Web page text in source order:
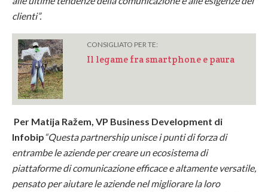
clienti”.
CONSIGLIATO PER TE:
Il legame fra smartphone e paura
Per Matija Ražem, VP Business Development di
Infobip“Questa partnership unisce i punti di forza di
entrambe le aziende per creare un ecosistema di
piattaforme di comunicazione efficace e altamente versatile,
pensato per aiutare le aziende nel migliorare la loro